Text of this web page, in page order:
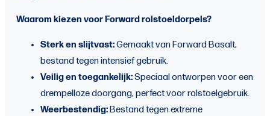
Waarom kiezen voor Forward rolstoeldorpels?
Sterk en slijtvast:Gemaakt van Forward Basalt,
bestand tegen intensief gebruik.
Veilig en toegankelijk:Speciaal ontworpen voor een
drempelloze doorgang, perfect voor rolstoelgebruik.
Weerbestendig:Bestand tegen extreme